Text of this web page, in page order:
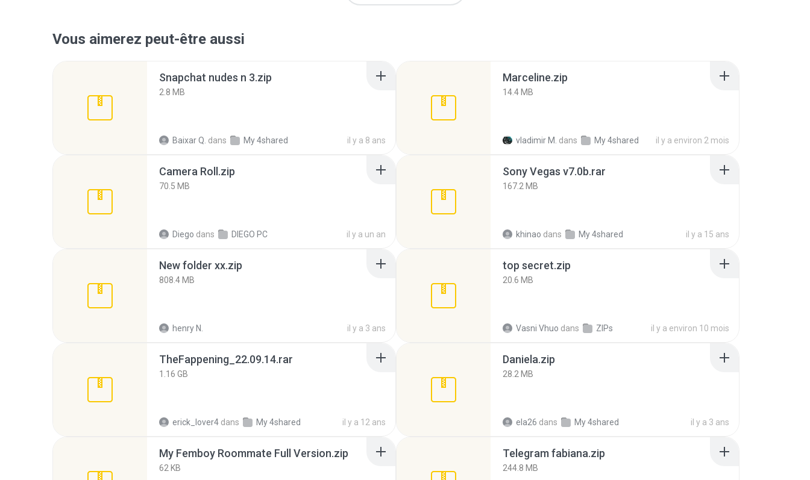
Vous aimerez peut-être aussi
Snapchat nudes n 3.zip
2.8 MB
Baixar Q. dans My 4shared il y a 8 ans
Marceline.zip
14.4 MB
vladimir M. dans My 4shared il y a environ 2 mois
Camera Roll.zip
70.5 MB
Diego dans DIEGO PC il y a un an
Sony Vegas v7.0b.rar
167.2 MB
khinao dans My 4shared il y a 15 ans
New folder xx.zip
808.4 MB
henry N. il y a 3 ans
top secret.zip
20.6 MB
Vasni Vhuo dans ZIPs il y a environ 10 mois
TheFappening_22.09.14.rar
1.16 GB
erick_lover4 dans My 4shared il y a 12 ans
Daniela.zip
28.2 MB
ela26 dans My 4shared il y a 3 ans
My Femboy Roommate Full Version.zip
62 KB
Telegram fabiana.zip
244.8 MB